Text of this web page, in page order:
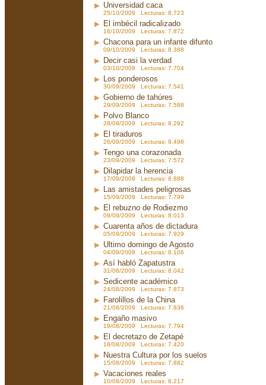
Universidad caca
25/10/2009 Lecturas: 8.723
El imbécil radicalizado
16/10/2009 Lecturas: 7.872
Chacona para un infante difunto
09/10/2009 Lecturas: 8.388
Decir casi la verdad
03/10/2009 Lecturas: 7.704
Los ponderosos
30/09/2009 Lecturas: 7.541
Gobierno de tahúres
29/09/2009 Lecturas: 7.588
Polvo Blanco
28/09/2009 Lecturas: 8.292
El tiraduros
26/09/2009 Lecturas: 9.498
Tengo una corazonada
23/09/2009 Lecturas: 7.572
Dilapidar la herencia
17/09/2009 Lecturas: 8.888
Las amistades peligrosas
15/09/2009 Lecturas: 7.799
El rebuzno de Rodiezmo
09/09/2009 Lecturas: 8.013
Cuarenta años de dictadura
05/09/2009 Lecturas: 7.929
Ultimo domingo de Agosto
04/09/2009 Lecturas: 8.106
Así habló Zapatustra
31/08/2009 Lecturas: 8.042
Sedicente académico
24/08/2009 Lecturas: 7.873
Farolillos de la China
21/08/2009 Lecturas: 7.836
Engaño masivo
19/08/2009 Lecturas: 7.794
El decretazo de Zetapé
18/08/2009 Lecturas: 7.420
Nuestra Cultura por los suelos
15/08/2009 Lecturas: 7.882
Vacaciones reales
10/08/2009 Lecturas: 8.217